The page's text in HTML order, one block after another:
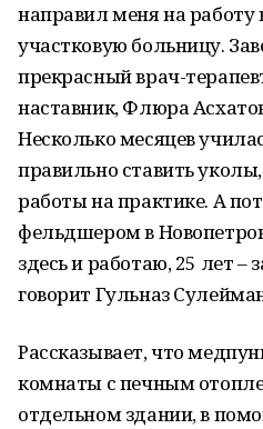
направил меня на работу
участковую больницу.
прекрасный врач-
наставник, Флюра
Несколько месяцев
правильно ставить
работы на практике. А
фельдшером в
здесь и работаю, 25 лет
говорит Гульназ
Рассказывает, что
комнаты с печным
отдельном здании, в